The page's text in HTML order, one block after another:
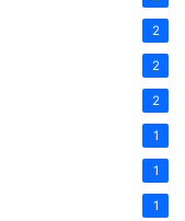
2
2
2
1
1
1